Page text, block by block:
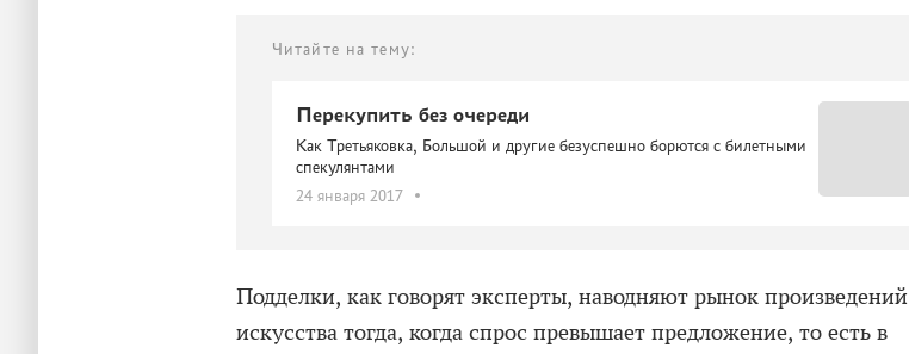
Читайте на тему:
Перекупить без очереди
Как Третьяковка, Большой и другие безуспешно борются с билетными
спекулянтами
24 января 2017
Подделки, как говорят эксперты, наводняют рынок произведений
искусства тогда, когда спрос превышает предложение, то есть в